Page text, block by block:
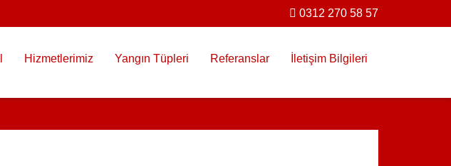
0312 270 58 57
Hizmetlerimiz Yangın Tüpleri Referanslar İletişim Bilgileri